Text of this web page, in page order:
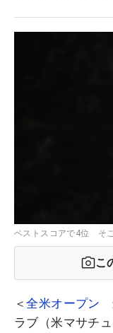
ベストスコアで4位 そ
こ
＜全米オープン
ラブ（米マサチ